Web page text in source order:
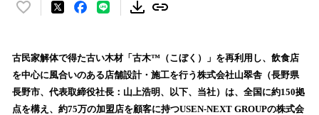
い
！
数
を
読
古民家解体で得た古い木材「古木™（こぼく）」を再利用し、飲食店
を中心に風合いのある店舗設計・施工を行う株式会社山翠舎（長野県
長野市、代表取締役社長：山上浩明、以下、当社）は、全国に約150拠
点を構え、約75万の加盟店を顧客に持つUSEN-NEXT GROUPの株式会